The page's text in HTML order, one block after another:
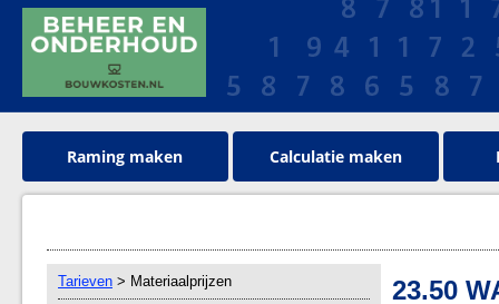
Raming maken Calculatie maken
Tarieven > Materiaalprijzen 23.50